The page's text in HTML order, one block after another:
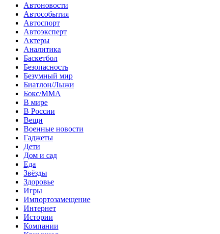
Автоновости
Автособытия
Автоспорт
Автоэксперт
Актеры
Аналитика
Баскетбол
Безопасность
Безумный мир
Биатлон/Лыжи
Бокс/MMA
В мире
В России
Вещи
Военные новости
Гаджеты
Дети
Дом и сад
Еда
Звёзды
Здоровье
Игры
Импортозамещение
Интернет
Истории
Компании